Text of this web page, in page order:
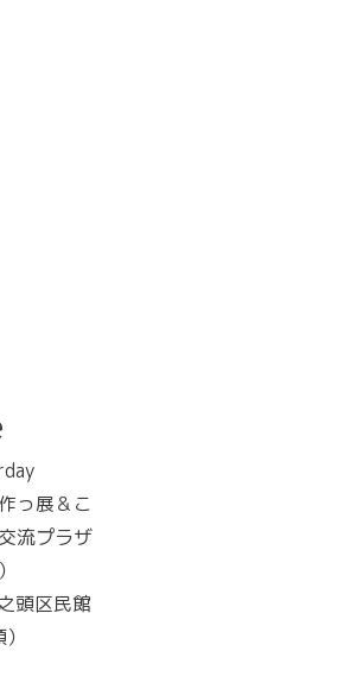
っ展＆こ
流プラザ
頭区民館